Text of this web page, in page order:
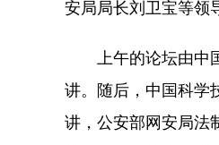
安局局长刘卫宝等领
上午的论坛由中国
讲。随后，中国科学
讲，公安部网安局法